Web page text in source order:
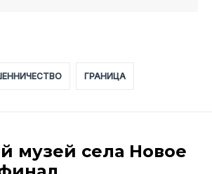
ГРАНИЦА
музей села Новое